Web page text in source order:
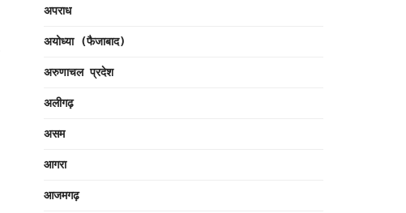
अपराध
अयोध्या (फैजाबाद)
अरुणाचल प्रदेश
अलीगढ़
असम
आगरा
आजमगढ़